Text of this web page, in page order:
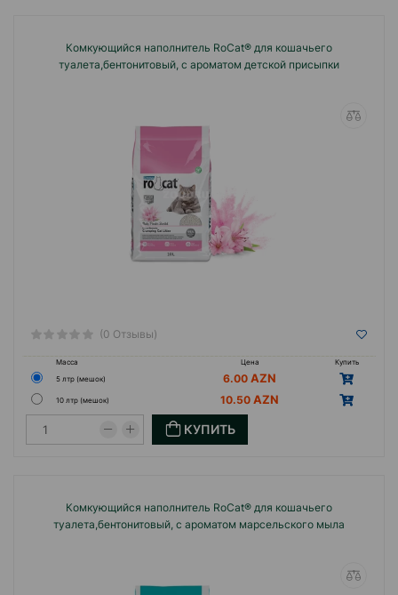
Комкующийся наполнитель RoCat® для кошачьего
туалета,бентонитовый, с ароматом детской присыпки
(0 Отзывы)
Масса Цена
Купить
5 лтр (мешок)
6.00
10 лтр (мешок) 10.50
КУПИТЬ
Комкующийся наполнитель RoCat® для кошачьего
туалета,бентонитовый, с ароматом марсельского мыла